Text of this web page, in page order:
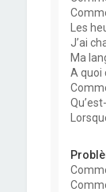
Les
J’ai
Ma
A quoi